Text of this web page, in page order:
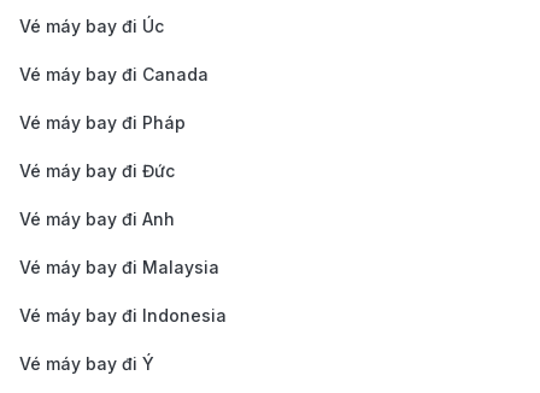
EUR (khoảng 800.000 - 1.070.000 VND), với thời
giao thông.
Dịch vụ xe công nghệ (Uber):
động tại Madrid, với mức giá tương đương taxi
truyền thống, mang lại sự tiện lợi và dễ dàng đặt xe
Kinh nghiệm đặt vé máy bay từ Phú
Quốc đi Madrid
Để có được vé máy bay giá rẻ và hành trình suôn sẻ
Vé máy bay đi Úc
Vé máy bay đi Canada
Vé máy bay đi Pháp
Vé máy bay đi Đức
Vé máy bay đi Anh
Vé máy bay đi Malaysia
Vé máy bay đi Indonesia
Vé máy bay đi Ý